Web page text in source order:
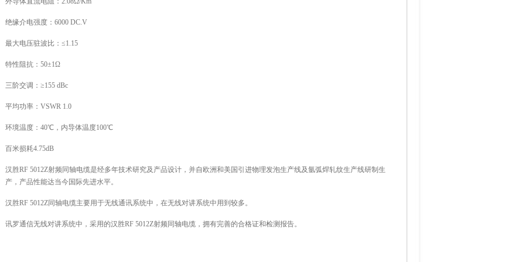
绝缘介电强度：6000 DC.V
最大电压驻波比：≤1.15
特性阻抗：50±1Ω
三阶交调：≥155 dBc
平均功率：VSWR 1.0
环境温度：40℃，内导体温度100℃
百米损耗4.75dB
汉胜RF 5012Z射频同轴电缆是经多年技术研究及产品设计，并自欧洲和美国引进物理发泡生产线及氩弧焊轧纹生产线研制生
产，产品性能达当今国际先进水平。
汉胜RF 5012Z同轴电缆主要用于无线通讯系统中，在无线对讲系统中用到较多。
讯罗通信无线对讲系统中，采用的汉胜RF 5012Z射频同轴电缆，拥有完善的合格证和检测报告。